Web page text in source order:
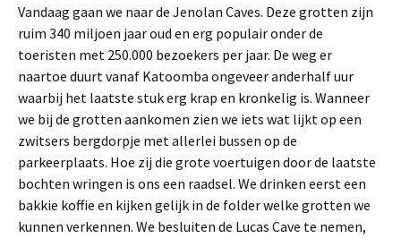
Vandaag gaan we naar de Jenolan Caves. Deze grotten zijn
ruim 340 miljoen jaar oud en erg populair onder de
toeristen met 250.000 bezoekers per jaar. De weg er
naartoe duurt vanaf Katoomba ongeveer anderhalf uur
waarbij het laatste stuk erg krap en kronkelig is. Wanneer
we bij de grotten aankomen zien we iets wat lijkt op een
zwitsers bergdorpje met allerlei bussen op de
parkeerplaats. Hoe zij die grote voertuigen door de laatste
bochten wringen is ons een raadsel. We drinken eerst een
bakkie koffie en kijken gelijk in de folder welke grotten we
kunnen verkennen. We besluiten de Lucas Cave te nemen,